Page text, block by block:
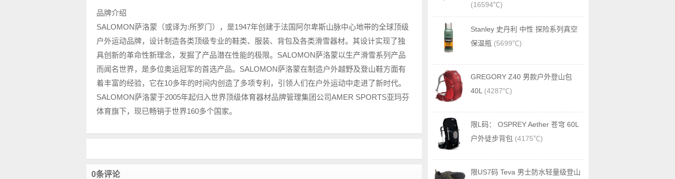
品牌介绍
SALOMON萨洛蒙（或译为:所罗门），是1947年创建于法国阿尔卑斯山脉中心地带的全球顶级
户外运动品牌，设计制造各类顶级专业的鞋类、服装、背包及各类滑雪器材。其设计实现了独
具创新的革命性新理念，发掘了产品潜在性能的极限。SALOMON萨洛蒙以生产滑雪系列产品
而闻名世界，是多位奥运冠军的首选产品。SALOMON萨洛蒙在制造户外越野及登山鞋方面有
着丰富的经验，它在10多年的时间内创造了多项专利，引领人们在户外运动中走进了新时代。
SALOMON萨洛蒙于2005年起归入世界顶级体育器材品牌管理集团公司AMER SPORTS亚玛芬
体育旗下，现已畅销于世界160多个国家。
0条评论
(16594℃)
Stanley 史丹利 中性 探险系列真空
保温瓶 (5699℃)
GREGORY Z40 男款户外登山包
40L (4287℃)
限L码： OSPREY Aether 苍穹 60L
户外徒步背包 (4175℃)
限US7码 Teva 男士防水轻量级登山